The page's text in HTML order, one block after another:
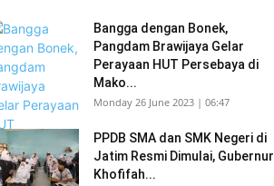
Bangga dengan Bonek,
Pangdam Brawijaya Gelar
Perayaan HUT Persebaya di
Mako...
Monday 26 June 2023 | 06:47
PPDB SMA dan SMK Negeri di
Jatim Resmi Dimulai, Gubernur
Khofifah...